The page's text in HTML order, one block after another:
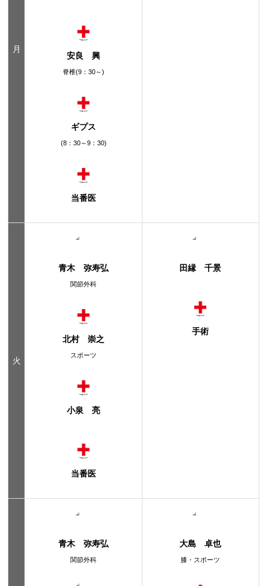
月
火
安良 興
脊椎(9：30～)
ギプス
(8：30～9：30)
当番医
青木 弥寿弘
関節外科
北村 崇之
スポーツ
小泉 亮
当番医
青木 弥寿弘
関節外科
田縁 千景
手術
大島 卓也
膝・スポーツ